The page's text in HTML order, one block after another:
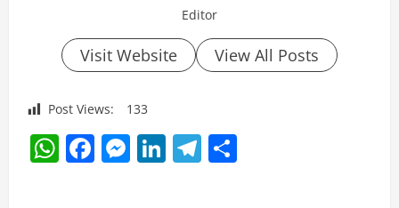
Editor
Visit Website View All Posts
Post Views: 133
WhatsApp
Facebook
Messenger
LinkedIn
Telegram